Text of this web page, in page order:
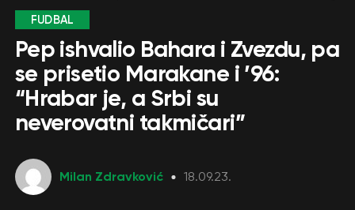
FUDBAL
Pep ishvalio Bahara i Zvezdu, pa
se prisetio Marakane i ’96:
“Hrabar je, a Srbi su
neverovatni takmičari”
Milan Zdravković 18.09.23.